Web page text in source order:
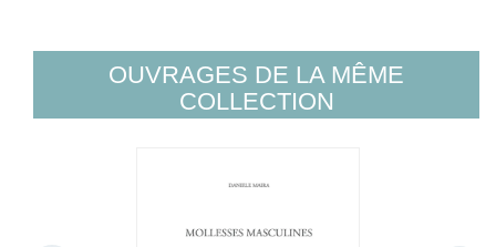
OUVRAGES DE LA MÊME
COLLECTION